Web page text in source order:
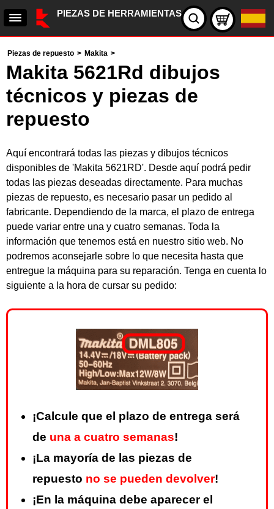
PIEZAS DE HERRAMIENTAS
Piezas de repuesto > Makita >
Makita 5621Rd dibujos
técnicos y piezas de
repuesto
Aquí encontrará todas las piezas y dibujos técnicos
disponibles de 'Makita 5621RD'. Desde aquí podrá pedir
todas las piezas deseadas directamente. Para muchas
piezas de repuesto, es necesario pasar un pedido al
fabricante. Dependiendo de la marca, el plazo de entrega
puede variar entre una y cuatro semanas. Toda la
información que tenemos está en nuestro sitio web. No
podremos aconsejarle sobre lo que necesita hasta que
entregue la máquina para su reparación. Tenga en cuenta lo
siguiente a la hora de cursar su pedido:
¡Calcule que el plazo de entrega será
de una a cuatro semanas!
¡La mayoría de las piezas de
repuesto no se pueden devolver!
¡En la máquina debe aparecer el